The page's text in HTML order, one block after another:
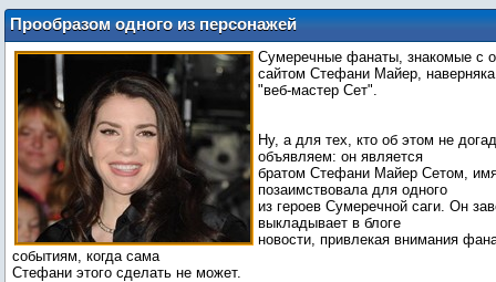
Прообразом одного из персонажей
"Гостьи" стал брат Стефани Майер
Сумеречные фанаты, знакомые с
сайтом Стефани Майер, наверняка
"веб-мастер Сет".
Ну, а для тех, кто об этом не
объявляем: он является
братом Стефани Майер Сетом, имя
позаимствовала для одного
из героев Сумеречной саги. Он
выкладывает в блоге
новости, привлекая внимания
событиям, когда сама
Стефани этого сделать не может.